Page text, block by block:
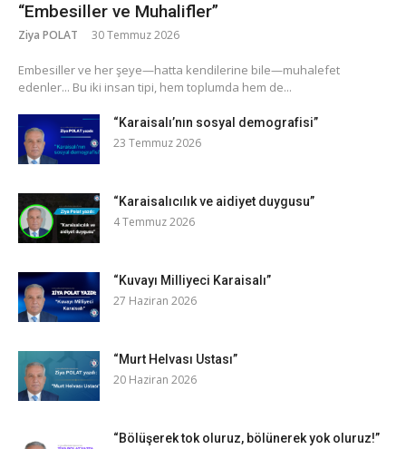
“Embesiller ve Muhalifler”
Ziya POLAT 30 Temmuz 2026
​Embesiller ve her şeye—hatta kendilerine bile—muhalefet
edenler... Bu iki insan tipi, hem toplumda hem de...
“Karaisalı’nın sosyal demografisi”
23 Temmuz 2026
“Karaisalıcılık ve aidiyet duygusu”
4 Temmuz 2026
“Kuvayı Milliyeci Karaisalı”
27 Haziran 2026
“Murt Helvası Ustası”
20 Haziran 2026
“Bölüşerek tok oluruz, bölünerek yok oluruz!”